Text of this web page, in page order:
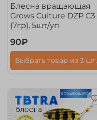
Блесна вращающая
Grows Culture DZP C3
(7гр), 5шт/уп
90₽
Выбрать товар из 3 шт.